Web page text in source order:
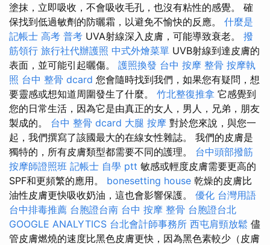
塗抹，立即吸收，不會吸收毛孔，也沒有粘性的感覺。 確
保找到低過敏劑的防曬霜，以避免不愉快的反應。 什麼是
記帳士 高考 普考 UVA射線深入皮膚，可能導致衰老。 撥
筋領行 旅行社代辦護照 中式外燴菜單 UVB射線到達皮膚的
表面，並可能引起曬傷。 護照換發 台中 按摩 整骨 按摩執
照 台中 整骨 dcard 您會隨時找到我們，如果您有疑問，想
要靈感或想知道周圍發生了什麼。 竹北整復推拿 它感覺到
您的日常生活，因為它是由真正的女人，男人，兄弟，朋友
製成的。 台中 整骨 dcard 大腿 按摩 對於您來說，與您一
起，我們撰寫了該國最大的在線女性雜誌。 我們的皮膚是
獨特的，所有皮膚類型都需要不同的護理。 台中頭部撥筋
按摩師證照班 記帳士 自學 ptt 敏感或輕度皮膚需要更高的
SPF和更頻繁的應用。 bonesetting house 乾燥的皮膚比
油性皮膚更快吸收奶油，這也會影響保護。 優化 台灣用語
台中排毒推薦 台胞證台南 台中 按摩 整骨 台胞證台北
GOOGLE ANALYTICS 台北會計師事務所 西屯肩頸放鬆 儘
管皮膚燃燒的速度比黑色皮膚更快，因為黑色素較少（皮膚